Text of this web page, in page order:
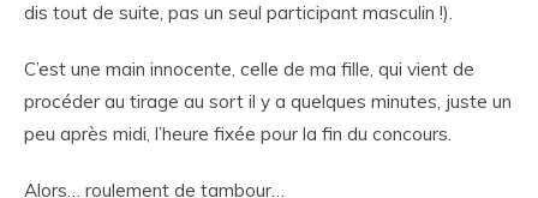
dis tout de suite, pas un seul participant masculin !).
C’est une main innocente, celle de ma fille, qui vient de
procéder au tirage au sort il y a quelques minutes, juste un
peu après midi, l’heure fixée pour la fin du concours.
Alors… roulement de tambour…